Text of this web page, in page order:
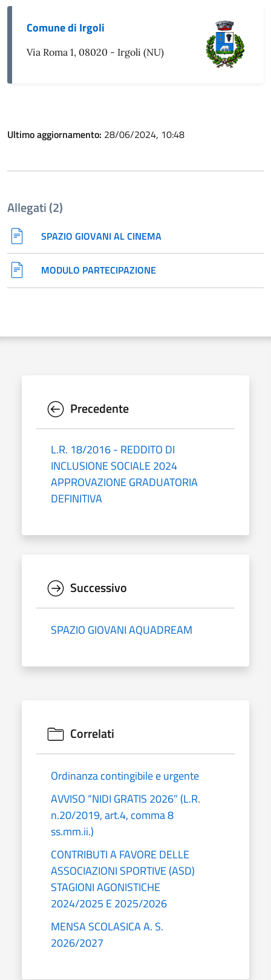
Comune di Irgoli
Via Roma 1, 08020 - Irgoli (NU)
Ultimo aggiornamento: 28/06/2024, 10:48
Allegati (2)
SPAZIO GIOVANI AL CINEMA
MODULO PARTECIPAZIONE
Precedente
L.R. 18/2016 - REDDITO DI
INCLUSIONE SOCIALE 2024
APPROVAZIONE GRADUATORIA
DEFINITIVA
Successivo
SPAZIO GIOVANI AQUADREAM
Correlati
Ordinanza contingibile e urgente
AVVISO “NIDI GRATIS 2026” (L.R.
n.20/2019, art.4, comma 8
ss.mm.ii.)
CONTRIBUTI A FAVORE DELLE
ASSOCIAZIONI SPORTIVE (ASD)
STAGIONI AGONISTICHE
2024/2025 E 2025/2026
MENSA SCOLASICA A. S.
2026/2027